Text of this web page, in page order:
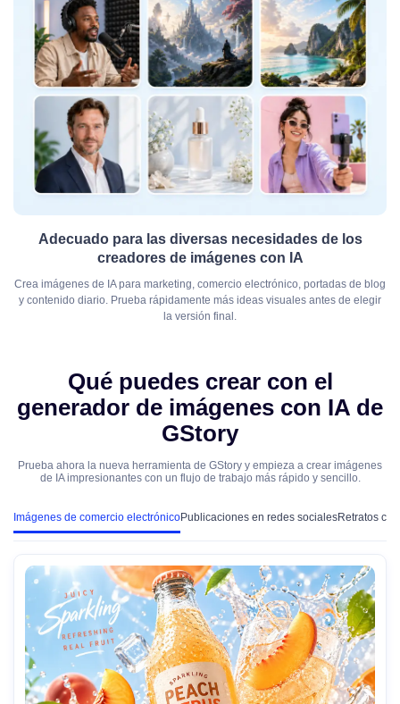
Adecuado para las diversas necesidades de los
creadores de imágenes con IA
Crea imágenes de IA para marketing, comercio electrónico, portadas de blog
y contenido diario. Prueba rápidamente más ideas visuales antes de elegir
la versión final.
Qué puedes crear con el
generador de imágenes con IA de
GStory
Prueba ahora la nueva herramienta de GStory y empieza a crear imágenes
de IA impresionantes con un flujo de trabajo más rápido y sencillo.
Imágenes de comercio electrónicoPublicaciones en redes socialesRetratos